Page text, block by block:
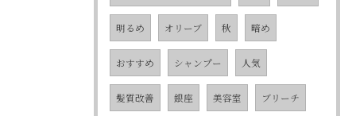
明るめ オリーブ 秋 暗め
おすすめ シャンプー 人気
髪質改善 銀座 美容室 ブリーチ